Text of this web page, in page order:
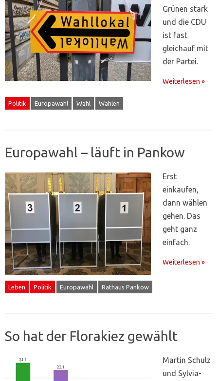
Grünen stark
und die CDU
ist fast
gleichauf mit
der Partei.
Weiterlesen »
Politik Europawahl Wahl Wahlen
Europawahl – läuft in Pankow
Erst
einkaufen,
dann wählen
gehen. Das
geht ganz
einfach.
Weiterlesen »
Leben Politik Europawahl Rathaus Pankow
So hat der Florakiez gewählt
Martin Schulz
und Sylvia-